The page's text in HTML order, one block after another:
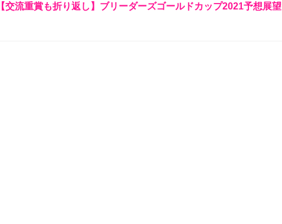
【交流重賞も折り返し】ブリーダーズゴールドカップ2021予想展望